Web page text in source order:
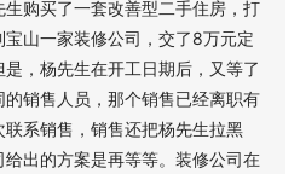
购买了一套改善型二手住房，打
山一家装修公司，交了8万元定
，杨先生在开工日期后，又等了
销售人员，那个销售已经离职有
系销售，销售还把杨先生拉黑
出的方案是再等等。装修公司在